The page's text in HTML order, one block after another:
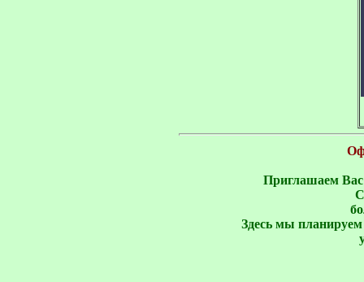
Приглашаем Вас
Здесь мы